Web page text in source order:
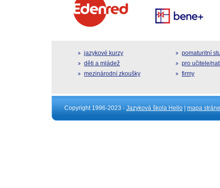
jazykové kurzy
děti a mládež
mezinárodní zkoušky
pomaturitní
pro učitele/
firmy
Copyright 1996-2023 - Jazyková škola Hello | mapa